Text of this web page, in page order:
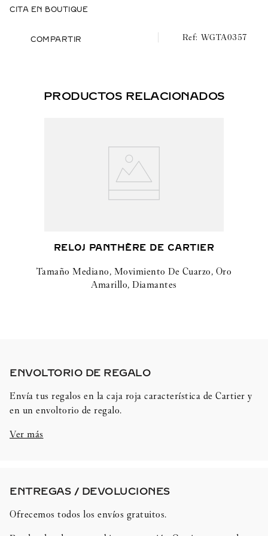
Hermético hasta 3 bares (~30 metros).
Tamaño grande, movimiento automático, oro amarillo
CITA EN BOUTIQUE
COMPARTIR WGTA0357
PRODUCTOS RELACIONADOS
RELOJ PANTHÈRE DE CARTIER
Tamaño Mediano, Movimiento De Cuarzo, Oro
Amarillo, Diamantes
ENVOLTORIO DE REGALO​
Envía tus regalos en la caja roja característica de Cartier y
en un envoltorio de regalo.
Ver más
ENTREGAS / DEVOLUCIONES​
Ofrecemos todos los envíos gratuitos.